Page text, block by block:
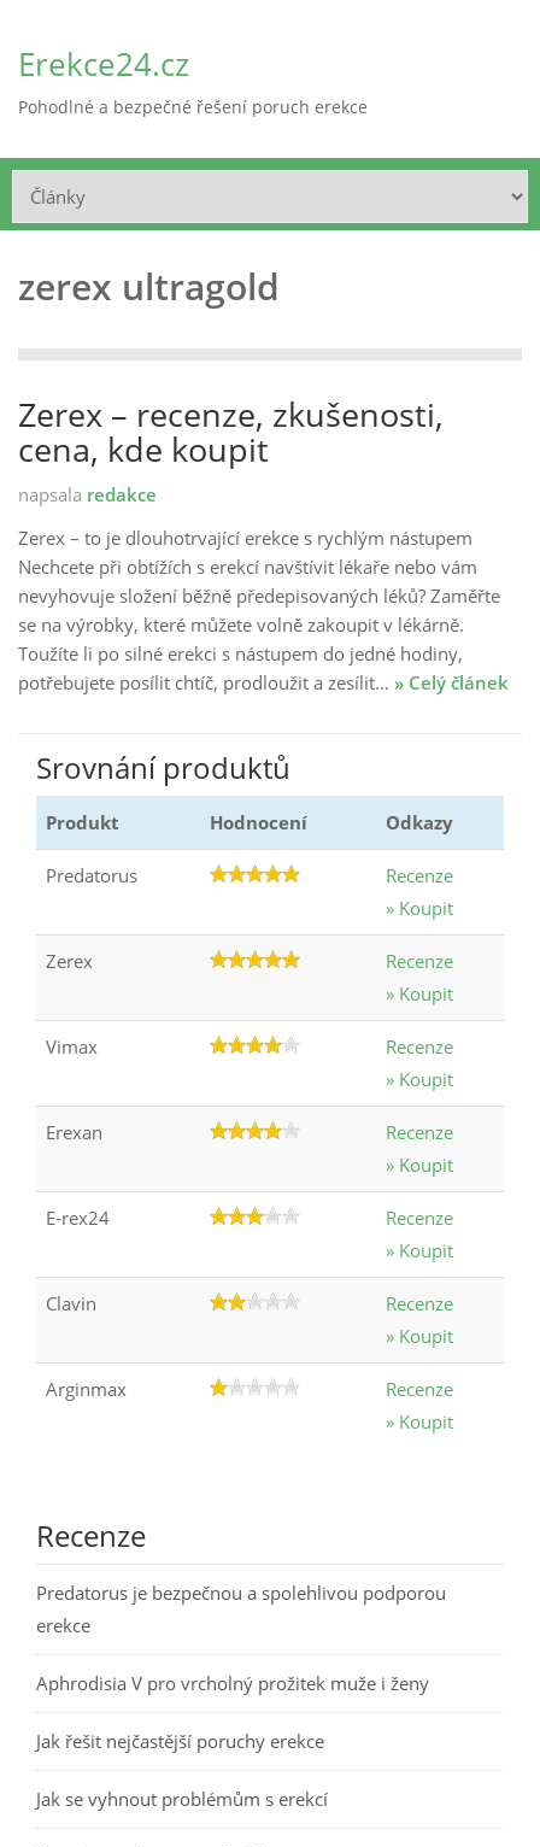
Erekce24.cz
Pohodlné a bezpečné řešení poruch erekce
zerex ultragold
Zerex – recenze, zkušenosti,
cena, kde koupit
napsala redakce
Zerex – to je dlouhotrvající erekce s rychlým nástupem
Nechcete při obtížích s erekcí navštívit lékaře nebo vám
nevyhovuje složení běžně předepisovaných léků? Zaměřte
se na výrobky, které můžete volně zakoupit v lékárně.
Toužíte li po silné erekci s nástupem do jedné hodiny,
potřebujete posílit chtíč, prodloužit a zesílit… » Celý článek
Srovnání produktů
Produkt Hodnocení Odkazy
Predatorus
Recenze
» Koupit
Zerex
Recenze
» Koupit
Vimax
Recenze
» Koupit
Erexan
Recenze
» Koupit
E-rex24
Recenze
» Koupit
Clavin
Recenze
» Koupit
Arginmax
Recenze
» Koupit
Recenze
Predatorus je bezpečnou a spolehlivou podporou
erekce
Aphrodisia V pro vrcholný prožitek muže i ženy
Jak řešit nejčastější poruchy erekce
Jak se vyhnout problémům s erekcí